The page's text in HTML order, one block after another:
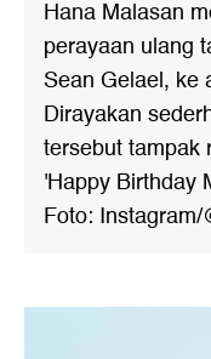
Hana Malasan
perayaan ulang
Sean Gelael, ke
Dirayakan
tersebut tampak
'Happy Birthday
Foto: